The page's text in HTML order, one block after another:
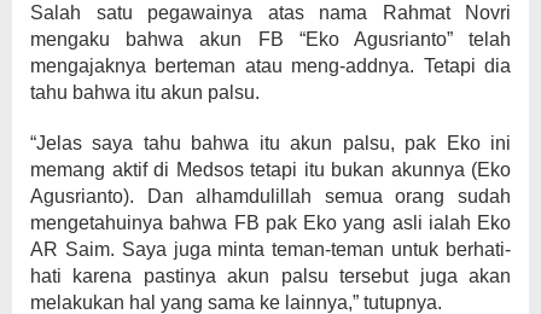
Salah satu pegawainya atas nama Rahmat Novri
mengaku bahwa akun FB “Eko Agusrianto” telah
mengajaknya berteman atau meng-addnya. Tetapi dia
tahu bahwa itu akun palsu.
“Jelas saya tahu bahwa itu akun palsu, pak Eko ini
memang aktif di Medsos tetapi itu bukan akunnya (Eko
Agusrianto). Dan alhamdulillah semua orang sudah
mengetahuinya bahwa FB pak Eko yang asli ialah Eko
AR Saim. Saya juga minta teman-teman untuk berhati-
hati karena pastinya akun palsu tersebut juga akan
melakukan hal yang sama ke lainnya,” tutupnya.